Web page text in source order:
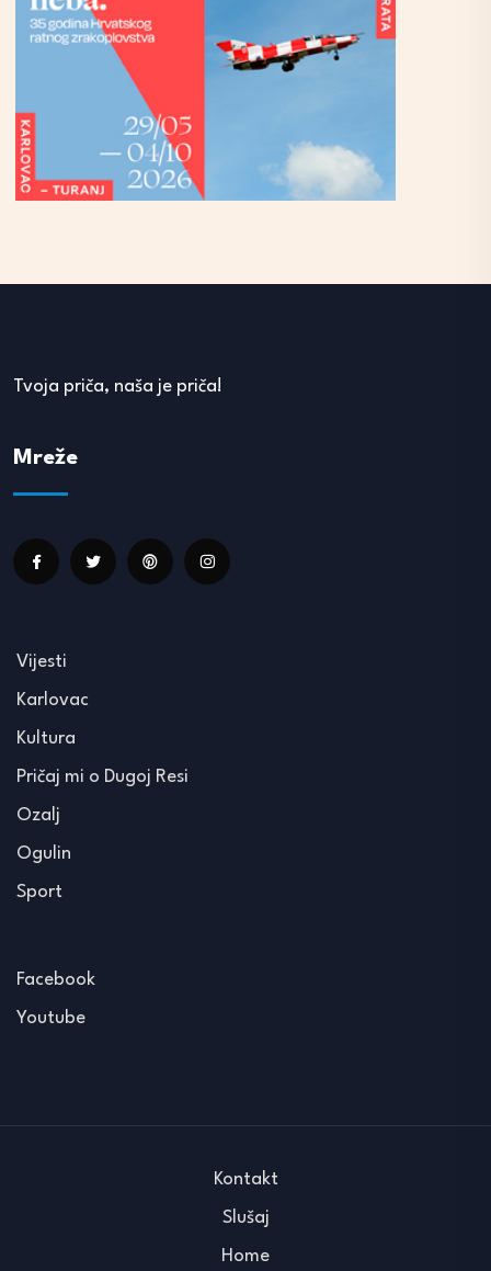
Tvoja priča, naša je priča!
Mreže
Vijesti
Karlovac
Kultura
Pričaj mi o Dugoj Resi
Ozalj
Ogulin
Sport
Facebook
Youtube
Kontakt
Slušaj
Home